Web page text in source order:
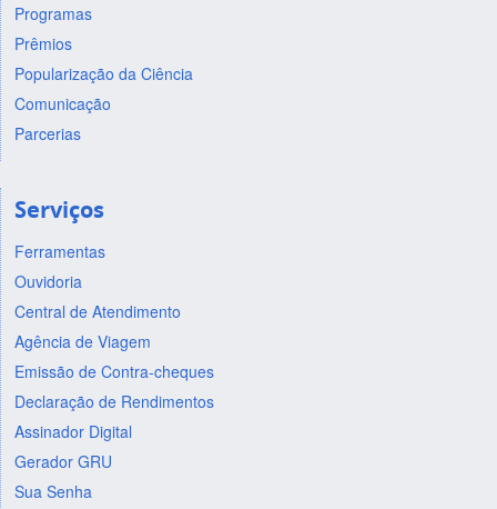
Programas
Prêmios
Popularização da Ciência
Comunicação
Parcerias
Serviços
Ferramentas
Ouvidoria
Central de Atendimento
Agência de Viagem
Emissão de Contra-cheques
Declaração de Rendimentos
Assinador Digital
Gerador GRU
Sua Senha